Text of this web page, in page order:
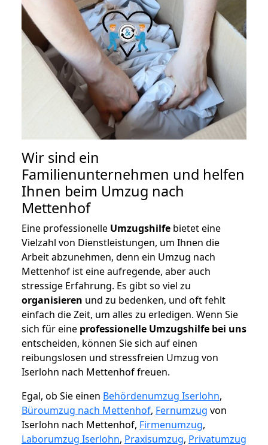
Wir sind ein
Familienunternehmen und helfen
Ihnen beim Umzug nach
Mettenhof
Eine professionelle Umzugshilfe bietet eine
Vielzahl von Dienstleistungen, um Ihnen die
Arbeit abzunehmen, denn ein Umzug nach
Mettenhof ist eine aufregende, aber auch
stressige Erfahrung. Es gibt so viel zu
organisieren und zu bedenken, und oft fehlt
einfach die Zeit, um alles zu erledigen. Wenn Sie
sich für eine professionelle Umzugshilfe bei uns
entscheiden, können Sie sich auf einen
reibungslosen und stressfreien Umzug von
Iserlohn nach Mettenhof freuen.
Egal, ob Sie einen Behördenumzug Iserlohn,
Büroumzug nach Mettenhof, Fernumzug von
Iserlohn nach Mettenhof, Firmenumzug,
Laborumzug Iserlohn, Praxisumzug, Privatumzug